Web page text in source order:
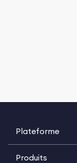
Plateforme
Produits